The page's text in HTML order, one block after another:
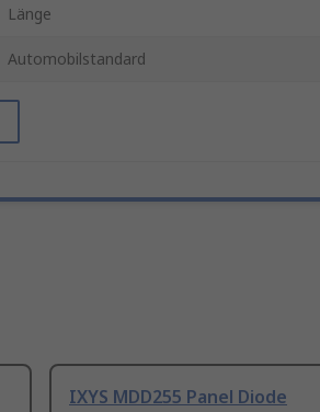
Länge
Automobilstandard
IXYS MDD255 Panel Diode